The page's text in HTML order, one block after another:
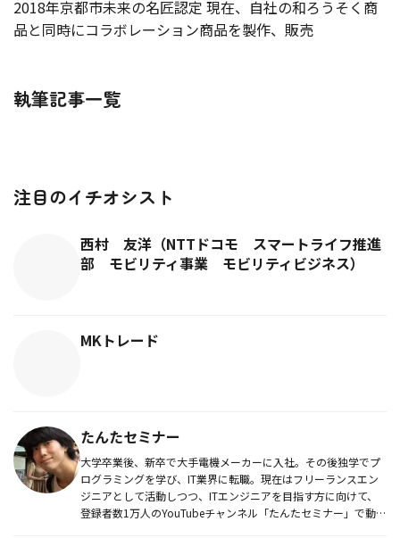
2018年京都市未来の名匠認定 現在、自社の和ろうそく商
品と同時にコラボレーション商品を製作、販売
執筆記事一覧
注目のイチオシスト
西村 友洋（NTTドコモ スマートライフ推進
部 モビリティ事業 モビリティビジネス）
MKトレード
たんたセミナー
大学卒業後、新卒で大手電機メーカーに入社。その後独学でプ
ログラミングを学び、IT業界に転職。現在はフリーランスエン
ジニアとして活動しつつ、ITエンジニアを目指す方に向けて、
登録者数1万人のYouTubeチャンネル「たんたセミナー」で動画